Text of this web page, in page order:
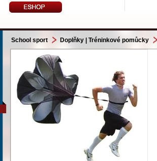
School sport Doplňky | Tréninkové pomůcky